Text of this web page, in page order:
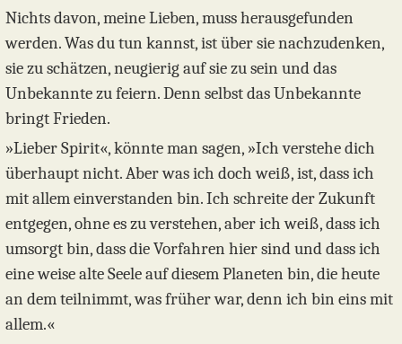
Nichts davon, meine Lieben, muss herausgefunden
werden. Was du tun kannst, ist über sie nachzudenken,
sie zu schätzen, neugierig auf sie zu sein und das
Unbekannte zu feiern. Denn selbst das Unbekannte
bringt Frieden.
»Lieber Spirit«, könnte man sagen, »Ich verstehe dich
überhaupt nicht. Aber was ich doch weiß, ist, dass ich
mit allem einverstanden bin. Ich schreite der Zukunft
entgegen, ohne es zu verstehen, aber ich weiß, dass ich
umsorgt bin, dass die Vorfahren hier sind und dass ich
eine weise alte Seele auf diesem Planeten bin, die heute
an dem teilnimmt, was früher war, denn ich bin eins mit
allem.«